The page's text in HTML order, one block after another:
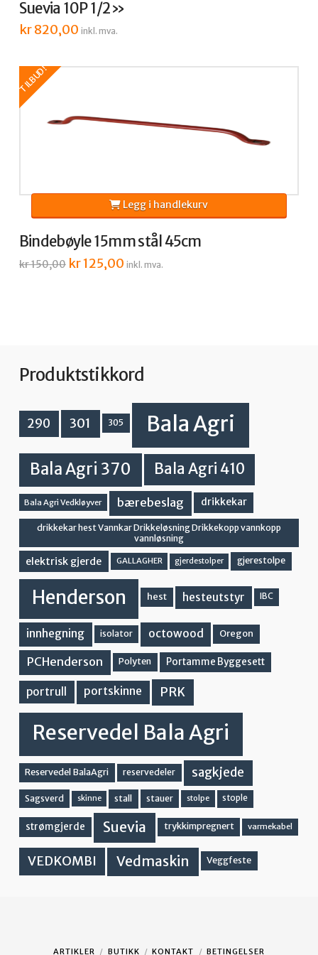
Suevia 10P 1/2»
kr820,00 inkl. mva.
TILBUD!
Bindebøyle 15mm stål 45cm
kr150,00 Opprinnelig
pris
kr125,00Nåværende
pris
inkl. mva.
Legg i handlekurv
Produktstikkord
290 301 305 Bala Agri
Bala Agri 370 Bala Agri 410
Bala Agri Vedkløyver bærebeslag drikkekar
drikkekar hest Vannkar Drikkeløsning Drikkekopp vannkopp
vannløsning
elektrisk gjerde GALLAGHER gjerdestolper gjerestolpe
Henderson hest hesteutstyr IBC
innhegning isolator octowood Oregon
PCHenderson Polyten Portamme Byggesett
portrull portskinne PRK
Reservedel Bala Agri
Reservedel BalaAgri reservedeler sagkjede
Sagsverd skinne stall stauer stolpe stople
strømgjerde Suevia trykkimpregnert varmekabel
VEDKOMBI Vedmaskin Veggfeste
ARTIKLER BUTIKK KONTAKT BETINGELSER